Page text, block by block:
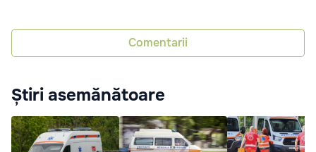
Comentarii
Știri asemănătoare